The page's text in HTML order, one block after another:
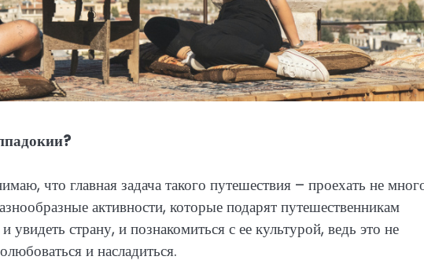
что главная задача такого путешествия – проехать не
активности, которые подарят путешественникам
страну, и познакомиться с ее культурой, ведь это не
и насладиться.